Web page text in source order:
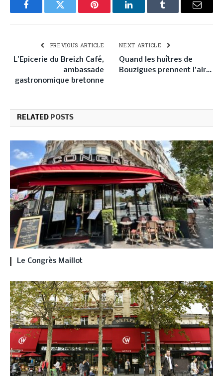
FacebookTwitter Pinterest LinkedInTumblr Email
PREVIOUS ARTICLE
L’Epicerie du Breizh Café,
ambassade
gastronomique bretonne
NEXT ARTICLE
Quand les huîtres de
Bouzigues prennent l’air…
RELATED POSTS
Le Congrès Maillot